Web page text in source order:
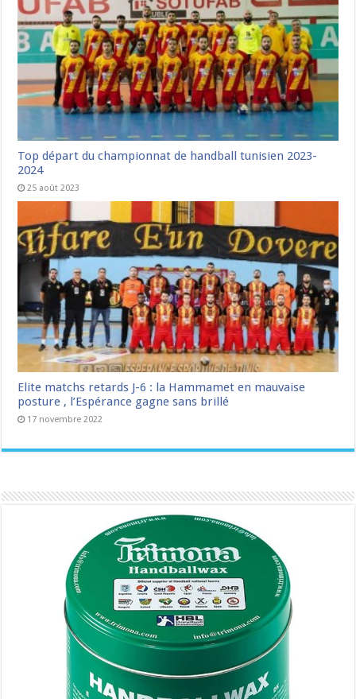
Top départ du championnat de handball tunisien 2023-
2024
25 août 2023
Elite matchs retards J-6 : la Hammamet en mauvaise
posture , l’Espérance gagne sans brillé
17 novembre 2022